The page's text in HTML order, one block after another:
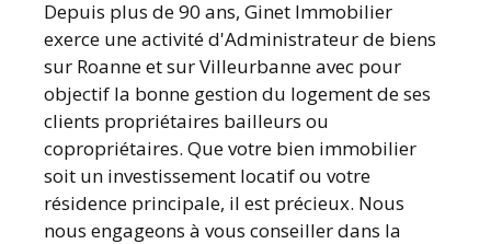
Depuis plus de 90 ans, Ginet Immobilier
exerce une activité d'Administrateur de biens
sur Roanne et sur Villeurbanne avec pour
objectif la bonne gestion du logement de ses
clients propriétaires bailleurs ou
copropriétaires. Que votre bien immobilier
soit un investissement locatif ou votre
résidence principale, il est précieux. Nous
nous engageons à vous conseiller dans la